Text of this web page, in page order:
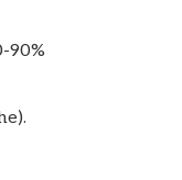
90%